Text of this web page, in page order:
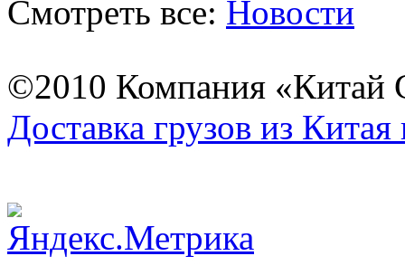
Смотреть все: Новости
©2010 Компания «Китай
Доставка грузов из